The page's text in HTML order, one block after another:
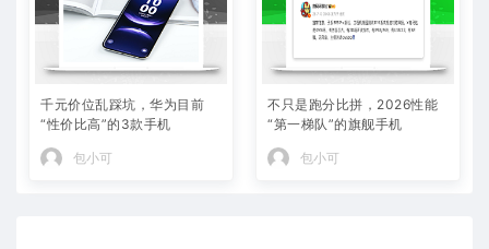
千元价位乱踩坑，华为目前
“性价比高”的3款手机
包小可
不只是跑分比拼，2026性能
“第一梯队”的旗舰手机
包小可